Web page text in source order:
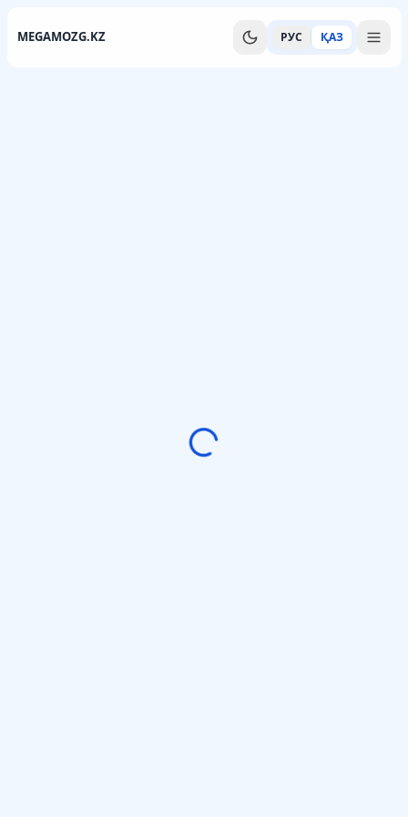
MEGAMOZG.KZ РУС ҚАЗ